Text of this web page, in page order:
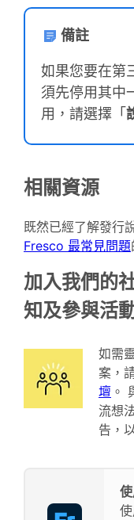
備註
如果您要在第
須先停用其中
用，請選擇「
相關資源
既然已經了解發行
Fresco 最常見問題
加入我們的
知及參與活
如需
案，
壇 。
流想
告，